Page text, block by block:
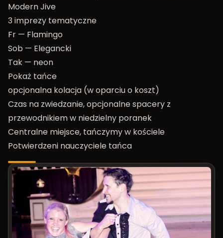
Modern Jive
3 imprezy tematyczne
Fr — Flamingo
Sob — Elegancki
Tak — neon
Pokaż tańce
opcjonalna kolacja (w oparciu o koszt)
Czas na zwiedzanie, opcjonalne spacery z
przewodnikiem w niedzielny poranek
Centralne miejsce, tańczymy w kościele
Potwierdzeni nauczyciele tańca